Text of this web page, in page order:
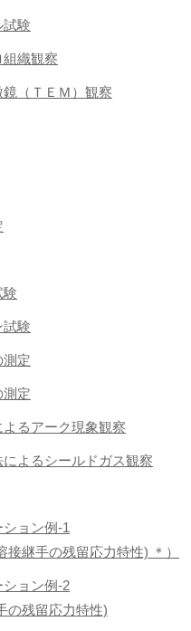
試験
織観察
（ＴＥＭ）観察
験
試験
測定
測定
るアーク現象観察
よるシールドガス観察
ョン例-1
接継手の残留応力特性) ＊）
ション例-2
の残留応力特性)